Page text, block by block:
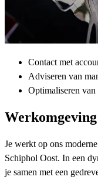
Contact met
Adviseren van
Optimaliseren van
Werkomgeving
Je werkt op ons
Schiphol Oost. In een
je samen met een